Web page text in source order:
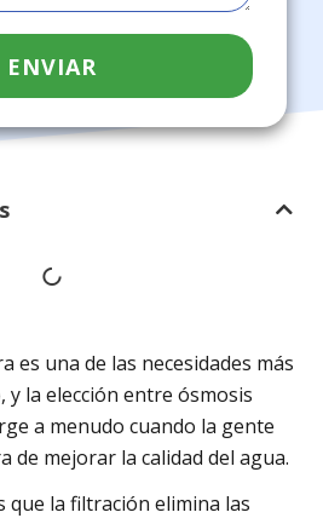
ENVIAR
es una de las necesidades más
y la elección entre ósmosis
a menudo cuando la gente
de mejorar la calidad del agua.
que la filtración elimina las